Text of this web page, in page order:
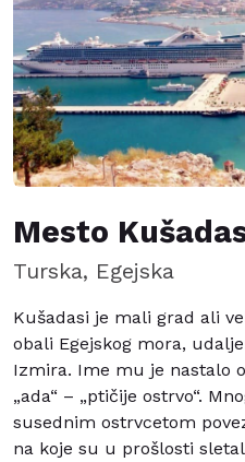
Mesto
Turska, Egejska
Kušadasi je mali grad ali
obali Egejskog mora,
Izmira. Ime mu je nastalo
„ada“ – „ptičije ostrvo“.
susednim ostrvcetom
na koje su u prošlosti